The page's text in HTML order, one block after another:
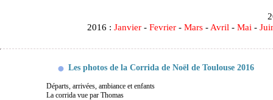
2016 :Janvier -Fevrier -Mars - Avril -Mai -
Les photos de la Corrida de Noël de Toulouse 2016
Départs, arrivées, ambiance et enfants
La corrida vue par Thomas